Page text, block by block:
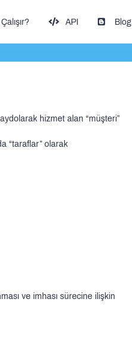
API Blog
hizmet alan “müşteri”
“taraflar” olarak
ve imhası sürecine ilişkin